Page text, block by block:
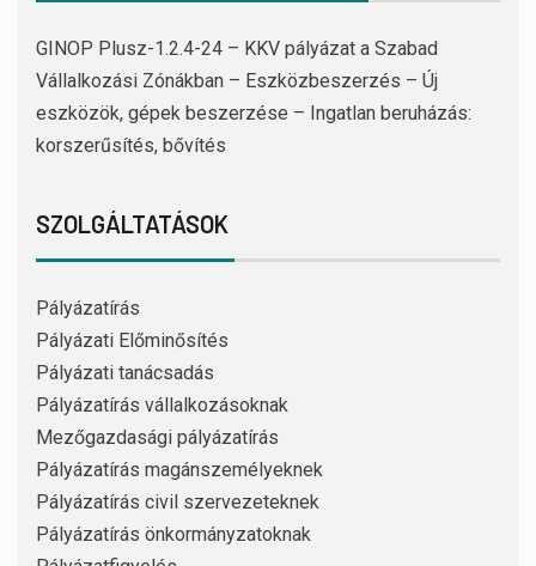
GINOP Plusz-1.2.4-24 – KKV pályázat a Szabad
Vállalkozási Zónákban – Eszközbeszerzés – Új
eszközök, gépek beszerzése – Ingatlan beruházás:
korszerűsítés, bővítés
SZOLGÁLTATÁSOK
Pályázatírás
Pályázati Előminősítés
Pályázati tanácsadás
Pályázatírás vállalkozásoknak
Mezőgazdasági pályázatírás
Pályázatírás magánszemélyeknek
Pályázatírás civil szervezeteknek
Pályázatírás önkormányzatoknak